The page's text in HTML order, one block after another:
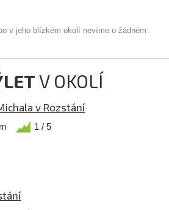
v jeho blízkém okolí nevíme o žádném
V OKOLÍ
v Rozstání
1 / 5